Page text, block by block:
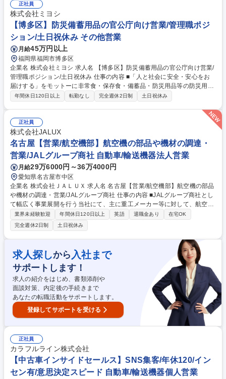
で海外出張があり、現地のディーラー訪問や市場調査、販売活動を直接行
います。入社後は３９歳の社長が直属の上司として丁寧に教育を行うた
め、確実に成長できる環境です。ゆくゆくは大きな裁量権を持ち、多額の
取引を牽引していただきます。スケールの大きなビジネスを成功に導くや
りがいを実感できます。 募集職種 ≪即戦力向け≫【芦屋市/海外営業職】
出張先での営業活動あり/英語使用
正社員
株式会社ミヨシ
【博多区】防災備蓄用品の官公庁向け営業/管理職ポジ
ション/土日祝休み その他営業
月給45万円以上
福岡県福岡市博多区
企業名 株式会社ミヨシ 求人名 【博多区】防災備蓄用品の官公庁向け営業/
管理職ポジション/土日祝休み 仕事の内容 ■「人と社会に安全・安心をお
届けする」をモットーに非常食・保存食・備蓄品・防災用品等の防災用品
を専門に仕入れ/販売を行っている当社にて、防災備蓄品の営業管理職の募
提案。 ・法人顧客への備蓄品管理、更新時期に合わせた再提案。 ・卸直
売の強みを活かし、箱単位の大量発注にもスピーディに対応。 ・入社後は
上司の同行支援があり、商品知識や業界特有の動きを習得可能。 「売って
終わり」ではなく、地域の安全を共に創り上げるパートナーとしての役割
を期待します。 募集職種 【博多区】防災備蓄用品の官公庁向け営業/管理
職ポジション/土日祝休み
年間休日120日以上 転勤なし 完全週休2日制 土日祝休み
正社員
株式会社JALUX
名古屋【営業/航空機部】航空機の部品や機材の調達・
営業/JALグループ商社 自動車/輸送機器法人営業
月給29万6000円～36万4000円
愛知県名古屋市中区
企業名 株式会社ＪＡＬＵＸ 求人名 名古屋【営業/航空機部】航空機の部品
や機材の調達・営業/JALグループ商社 仕事の内容 ■JALグループ商社とし
て幅広く事業展開を行う当社にて、主に重工メーカー等に対して、航空機
の部品や整備用機材の調達および営業をご担当いただきます。 【詳細】■
重工メーカー等向けに部品や金属材料の補給・管理/整備用機材、工具類の
調達 ■重工メーカー等向け商材の販売代理店営業 ※将来的には、国内外拠
点の航空事業領域での業務全般をお任せ予定です。 【部署について】航空
機エンジンの製造・整備事業者を主たる顧客とし、部品・材料・設備・車
両・工具類などの調達・供給を行っています。独自に構築してきた米国・
欧州・アジアにまたがるネットワークがあります。 募集職種 名古屋【営
業/航空機部】航空機の部品や機材の調達・営業/JALグループ商社
業界未経験歓迎 年間休日120日以上 英語 退職金あり
在宅OK
完全週休2日制
土日祝休み
求人探しから 入社まで
サポートします！
求人の紹介をはじめ、書類添削や
面談対策、内定後の手続きまで
あなたの転職活動をサポートします。
登録してサポートを受ける
正社員
カラフルライン株式会社
【中古車インサイドセールス】SNS集客/年休120/イン
セン有/意思決定スピード 自動車/輸送機器個人営業